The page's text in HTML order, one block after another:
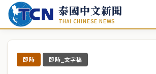
泰國中文新聞
THAI CHINESE NEWS
即時 即時_文字稿